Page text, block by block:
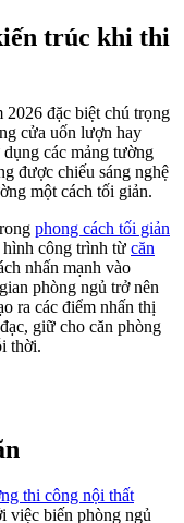
trúc khi thi
đặc biệt chú trọng
cửa uốn lượn hay
các mảng tường
được chiếu sáng nghệ
một cách tối giản.
phong cách tối giản
hình công trình từ căn
nhấn mạnh vào
phòng ngủ trở nên
ra các điểm nhấn thị
giữ cho căn phòng
thời.
thi công nội thất
việc biến phòng ngủ